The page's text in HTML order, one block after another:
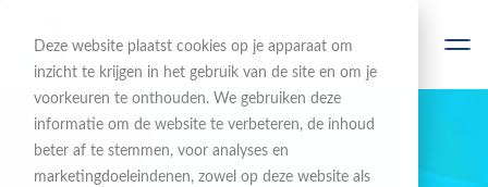
Deze website plaatst cookies op je apparaat om
inzicht te krijgen in het gebruik van de site en om je
voorkeuren te onthouden. We gebruiken deze
informatie om de website te verbeteren, de inhoud
beter af te stemmen, voor analyses en
marketingdoeleindenen, zowel op deze website als
BLIJF OP DE HOOGTE